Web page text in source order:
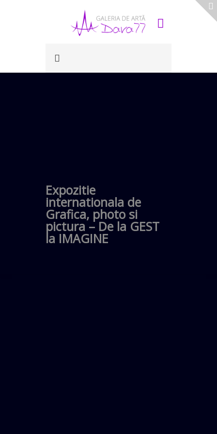
Expozitie
internationala de
Grafica, photo si
pictura – De la GEST
la IMAGINE